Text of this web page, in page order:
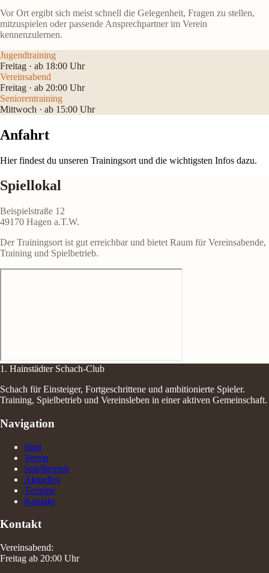
Vor Ort ergibt sich meist schnell die Gelegenheit, Fragen zu stellen,
mitzuspielen oder passende Ansprechpartner im Verein
kennenzulernen.
Jugendtraining
Freitag · ab 18:00 Uhr
Vereinsabend
Freitag · ab 20:00 Uhr
Seniorentraining
Mittwoch · ab 15:00 Uhr
Anfahrt
Hier findest du unseren Trainingsort und die wichtigsten Infos dazu.
Spiellokal
Beispielstraße 12
49170 Hagen a.T.W.
Der Trainingsort ist gut erreichbar und bietet Raum für Vereinsabende,
Training und Spielbetrieb.
1. Hainstädter Schach-Club
Schach für Einsteiger, Fortgeschrittene und ambitionierte Spieler.
Training, Spielbetrieb und Vereinsleben in einer aktiven Gemeinschaft.
Navigation
Start
Verein
Spielbetrieb
Aktuelles
Termine
Kontakt
Kontakt
Vereinsabend:
Freitag ab 20:00 Uhr